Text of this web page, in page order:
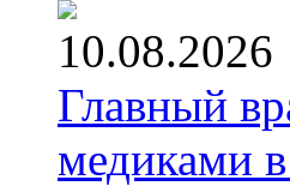
10.08.2026
Главный
медиками